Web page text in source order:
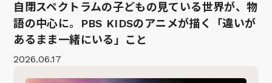
自閉スペクトラムの子どもの見ている世界が、物
語の中心に。PBS KIDSのアニメが描く「違いが
あるまま一緒にいる」こと
2026.06.17